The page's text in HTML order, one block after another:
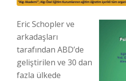
Eric Schopler ve
arkadaşları
tarafından ABD’de
geliştirilen ve 30 dan
fazla ülkede